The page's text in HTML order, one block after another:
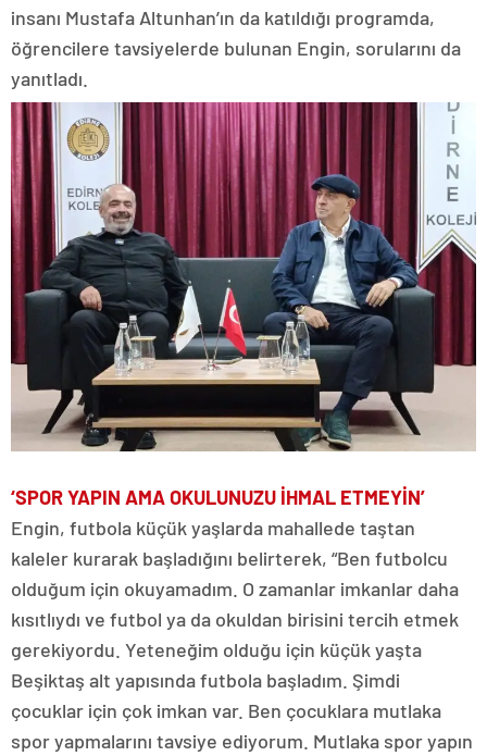
insanı Mustafa Altunhan’ın da katıldığı programda,
öğrencilere tavsiyelerde bulunan Engin, sorularını da
yanıtladı.
‘SPOR YAPIN AMA OKULUNUZU İHMAL ETMEYİN’
Engin, futbola küçük yaşlarda mahallede taştan
kaleler kurarak başladığını belirterek, “Ben futbolcu
olduğum için okuyamadım. O zamanlar imkanlar daha
kısıtlıydı ve futbol ya da okuldan birisini tercih etmek
gerekiyordu. Yeteneğim olduğu için küçük yaşta
Beşiktaş alt yapısında futbola başladım. Şimdi
çocuklar için çok imkan var. Ben çocuklara mutlaka
spor yapmalarını tavsiye ediyorum. Mutlaka spor yapın